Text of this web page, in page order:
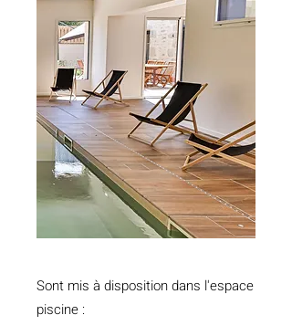
Sont mis à disposition dans l'espace
piscine :